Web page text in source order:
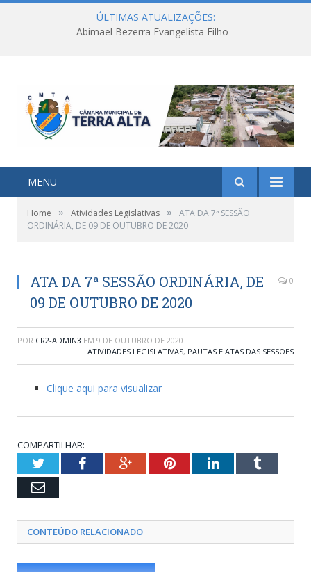
ÚLTIMAS ATUALIZAÇÕES:
Abimael Bezerra Evangelista Filho
MENU
Home » Atividades Legislativas »
ATA DA 7ª SESSÃO
ORDINÁRIA, DE 09 DE OUTUBRO DE 2020
ATA DA 7ª SESSÃO ORDINÁRIA, DE
09 DE OUTUBRO DE 2020
0
POR CR2-ADMIN3 EM 9 DE OUTUBRO DE 2020
ATIVIDADES LEGISLATIVAS, PAUTAS E ATAS DAS SESSÕES
Clique aqui para visualizar
COMPARTILHAR:
TwitterFacebookGoogle+PinterestLinkedInTumblr
Email
CONTEÚDO RELACIONADO